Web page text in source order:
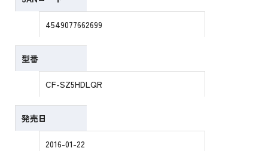
4549077662699
型番
CF-SZ5HDLQR
発売日
2016-01-22